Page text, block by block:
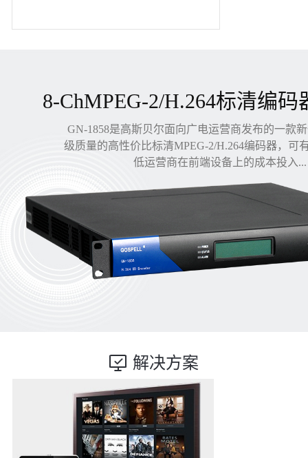
8-ChMPEG-2/H.264标清编码
GN-1858是高斯贝尔面向广电运营商发布的一款
级质量的高性价比标清MPEG-2/H.264编码器，可
低运营商在前端设备上的成本投入...
解决方案